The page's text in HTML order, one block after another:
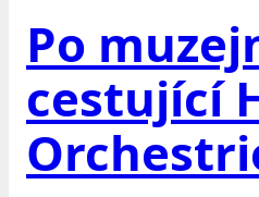
Po
cestující